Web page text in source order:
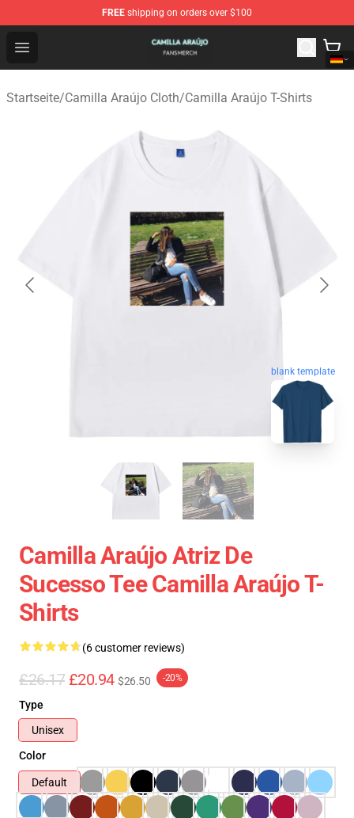
FREE shipping on orders over $100
Open menu
Camilla Araújo Shop - Official Camilla Araújo
Startseite/Camilla Araújo Cloth/Camilla Araújo T-Shirts
blank template
Camilla Araújo Atriz De
Sucesso Tee Camilla Araújo T-
Shirts
(6 customer reviews)
£26.17 £20.94 $26.50 -20%
Type
Unisex
Color
Default